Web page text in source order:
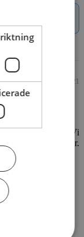
Updated 7. maj 2021
lekplatser mm. Vi
och campingplatser.
– från idé till